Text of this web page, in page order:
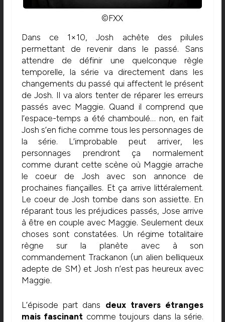
©FXX
Dans ce 1×10, Josh achète des pilules
permettant de revenir dans le passé. Sans
attendre de définir une quelconque règle
temporelle, la série va directement dans les
changements du passé qui affectent le présent
de Josh. Il va alors tenter de réparer les erreurs
passés avec Maggie. Quand il comprend que
l’espace-temps a été chamboulé… non, en fait
Josh s’en fiche comme tous les personnages de
la série. L’improbable peut arriver, les
personnages prendront ça normalement
comme durant cette scène où Maggie arrache
le coeur de Josh avec son annonce de
prochaines fiançailles. Et ça arrive littéralement.
Le coeur de Josh tombe dans son assiette. En
réparant tous les préjudices passés, Jose arrive
à être en couple avec Maggie. Seulement deux
choses sont constatées. Un régime totalitaire
règne sur la planète avec à son
commandement Trackanon (un alien belliqueux
adepte de SM) et Josh n’est pas heureux avec
Maggie.
L’épisode part dans deux travers étranges
mais fascinant comme toujours dans la série.